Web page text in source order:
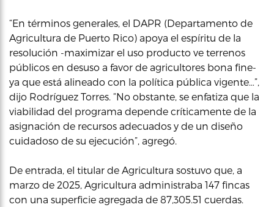
“En términos generales, el DAPR (Departamento de
Agricultura de Puerto Rico) apoya el espíritu de la
resolución -maximizar el uso producto ve terrenos
públicos en desuso a favor de agricultores bona fine-
ya que está alineado con la política pública vigente…”,
dijo Rodríguez Torres. “No obstante, se enfatiza que la
viabilidad del programa depende críticamente de la
asignación de recursos adecuados y de un diseño
cuidadoso de su ejecución”, agregó.
De entrada, el titular de Agricultura sostuvo que, a
marzo de 2025, Agricultura administraba 147 fincas
con una superficie agregada de 87,305.51 cuerdas.